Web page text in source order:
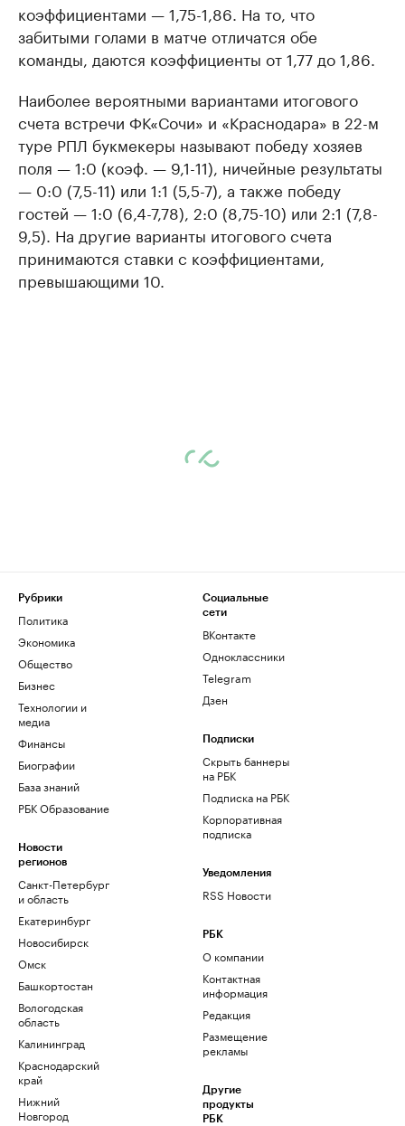
коэффициентами — 1,75-1,86. На то, что
забитыми голами в матче отличатся обе
команды, даются коэффициенты от 1,77 до 1,86.
Наиболее вероятными вариантами итогового
счета встречи ФК«Сочи» и «Краснодара» в 22-м
туре РПЛ букмекеры называют победу хозяев
поля — 1:0 (коэф. — 9,1-11), ничейные результаты
— 0:0 (7,5-11) или 1:1 (5,5-7), а также победу
гостей — 1:0 (6,4-7,78), 2:0 (8,75-10) или 2:1 (7,8-
9,5). На другие варианты итогового счета
принимаются ставки с коэффициентами,
превышающими 10.
Рубрики
Политика
Экономика
Общество
Бизнес
Технологии и
медиа
Финансы
Биографии
База знаний
РБК Образование
Новости
регионов
Санкт-Петербург
и область
Екатеринбург
Новосибирск
Омск
Башкортостан
Вологодская
область
Калининград
Краснодарский
край
Нижний
Новгород
Социальные
сети
ВКонтакте
Одноклассники
Telegram
Дзен
Подписки
Скрыть баннеры
на РБК
Подписка на РБК
Корпоративная
подписка
Уведомления
RSS Новости
РБК
О компании
Контактная
информация
Редакция
Размещение
рекламы
Другие
продукты
РБК